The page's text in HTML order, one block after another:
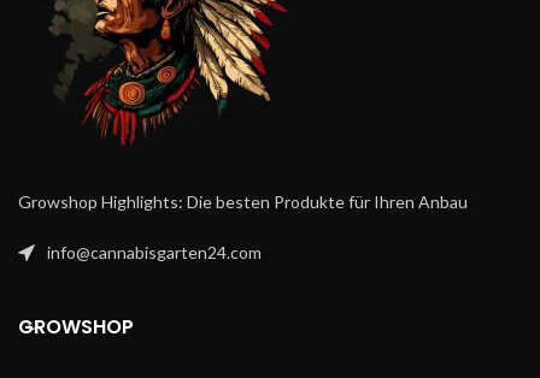
Growshop Highlights: Die besten Produkte für Ihren Anbau
info@cannabisgarten24.com
GROWSHOP